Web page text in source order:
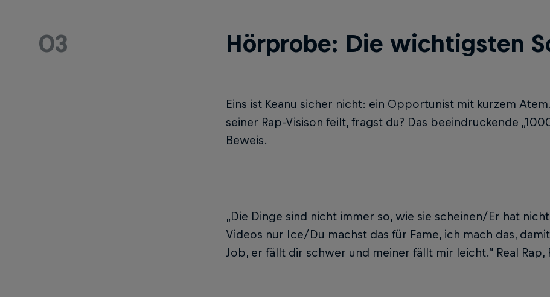
03 Hörprobe: Die wichtigsten
Eins ist Keanu sicher nicht: ein Opportunist mit kurzem
seiner Rap-Visison feilt, fragst du? Das beeindruckende
Beweis.
„Die Dinge sind nicht immer so, wie sie scheinen/Er hat
Videos nur Ice/Du machst das für Fame, ich mach das,
Job, er fällt dir schwer und meiner fällt mir leicht.“ Real Rap,